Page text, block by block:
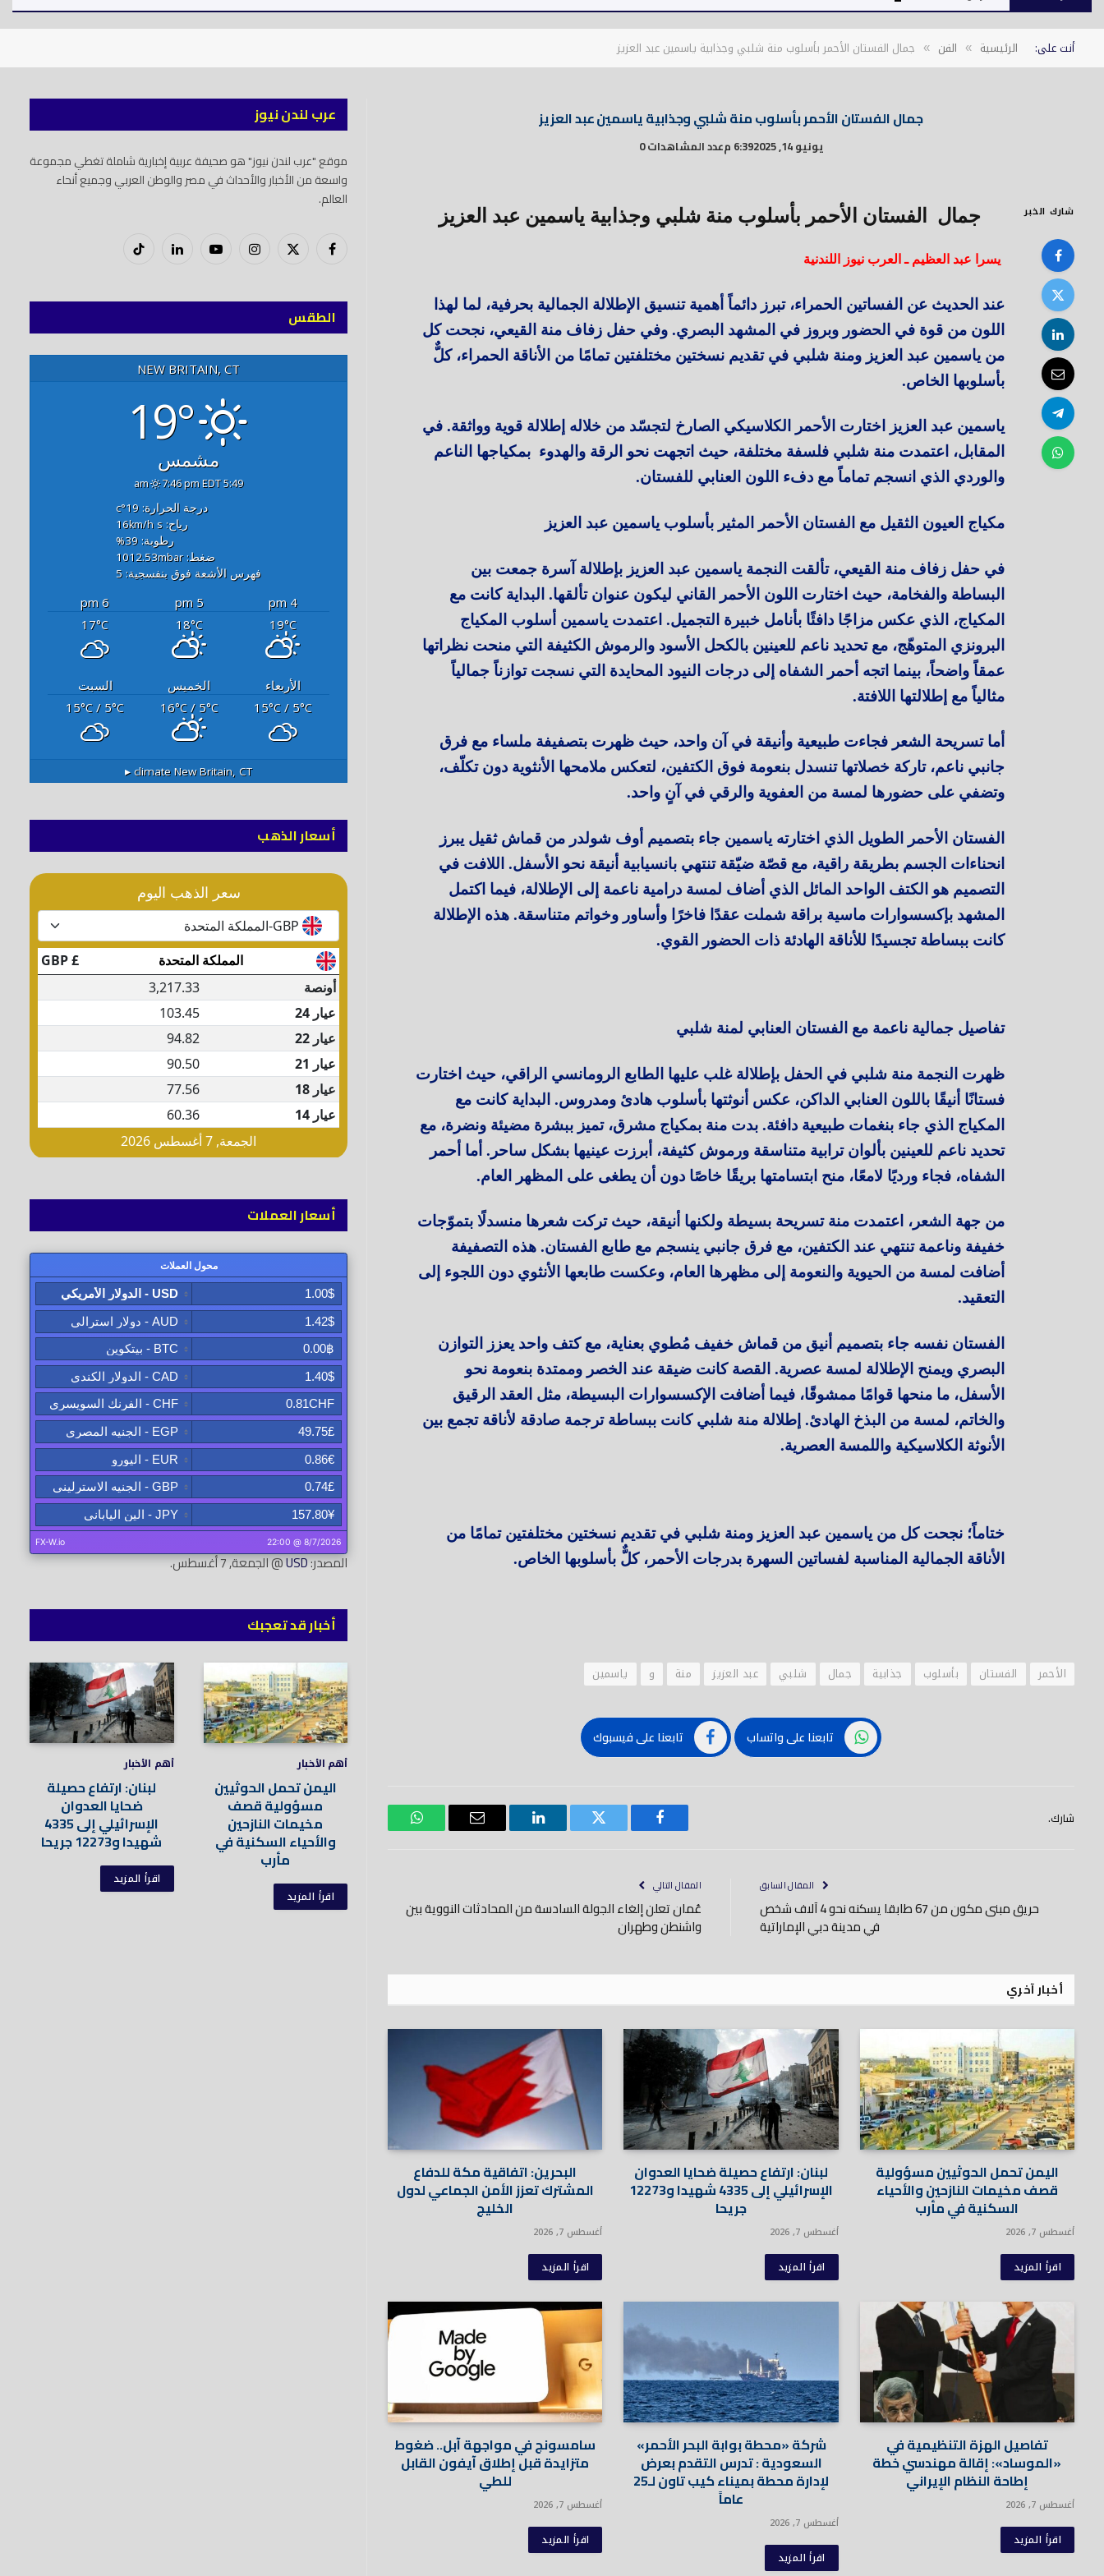
أنت على: الرئيسية » الفن » جمال الفستان الأحمر بأسلوب منة شلبي وجذابية ياسمين عبد العزيز
جمال الفستان الأحمر بأسلوب منة شلبي وجذابية ياسمين عبد العزيز
يونيو 14, 2025 6:39 م عدد المشاهدات 0
شارك الخبر جمال الفستان الأحمر بأسلوب منة شلبي وجذابية ياسمين عبد العزيز
يسرا عبد العظيم ـ العرب نيوز اللندنية
عند الحديث عن الفساتين الحمراء، تبرز دائماً أهمية تنسيق الإطلالة الجمالية بحرفية، لما لهذا
اللون من قوة في الحضور وبروز في المشهد البصري. وفي حفل زفاف منة القيعي، نجحت كل
من ياسمين عبد العزيز ومنة شلبي في تقديم نسختين مختلفتين تمامًا من الأناقة الحمراء، كلٌّ
بأسلوبها الخاص.
ياسمين عبد العزيز اختارت الأحمر الكلاسيكي الصارخ لتجسّد من خلاله إطلالة قوية وواثقة. في
المقابل، اعتمدت منة شلبي فلسفة مختلفة، حيث اتجهت نحو الرقة والهدوء بمكياجها الناعم
والوردي الذي انسجم تماماً مع دفء اللون العنابي للفستان.
مكياج العيون الثقيل مع الفستان الأحمر المثير بأسلوب ياسمين عبد العزيز
في حفل زفاف منة القيعي، تألقت النجمة ياسمين عبد العزيز بإطلالة آسرة جمعت بين
البساطة والفخامة، حيث اختارت اللون الأحمر القاني ليكون عنوان تألقها. البداية كانت مع
المكياج، الذي عكس مزاجًا دافئًا بأنامل خبيرة التجميل. اعتمدت ياسمين أسلوب المكياج
البرونزي المتوهّج، مع تحديد ناعم للعينين بالكحل الأسود والرموش الكثيفة التي منحت نظراتها
عمقاً واضحاً، بينما اتجه أحمر الشفاه إلى درجات النيود المحايدة التي نسجت توازناً جمالياً
مثالياً مع إطلالتها اللافتة.
أما تسريحة الشعر فجاءت طبيعية وأنيقة في آن واحد، حيث ظهرت بتصفيفة ملساء مع فرق
جانبي ناعم، تاركة خصلاتها تنسدل بنعومة فوق الكتفين، لتعكس ملامحها الأنثوية دون تكلّف،
وتضفي على حضورها لمسة من العفوية والرقي في آنٍ واحد.
الفستان الأحمر الطويل الذي اختارته ياسمين جاء بتصميم أوف شولدر من قماش ثقيل يبرز
انحناءات الجسم بطريقة راقية، مع قصّة ضيّقة تنتهي بانسيابية أنيقة نحو الأسفل. اللافت في
التصميم هو الكتف الواحد المائل الذي أضاف لمسة درامية ناعمة إلى الإطلالة، فيما اكتمل
المشهد بإكسسوارات ماسية براقة شملت عقدًا فاخرًا وأساور وخواتم متناسقة. هذه الإطلالة
كانت ببساطة تجسيدًا للأناقة الهادئة ذات الحضور القوي.
تفاصيل جمالية ناعمة مع الفستان العنابي لمنة شلبي
ظهرت النجمة منة شلبي في الحفل بإطلالة غلب عليها الطابع الرومانسي الراقي، حيث اختارت
فستانًا أنيقًا باللون العنابي الداكن، عكس أنوثتها بأسلوب هادئ ومدروس. البداية كانت مع
المكياج الذي جاء بنغمات طبيعية دافئة. بدت منة بمكياج مشرق، تميز ببشرة مضيئة ونضرة، مع
تحديد ناعم للعينين بألوان ترابية متناسقة ورموش كثيفة، أبرزت عينيها بشكل ساحر. أما أحمر
الشفاه، فجاء ورديًا لامعًا، منح ابتسامتها بريقًا خاصًا دون أن يطغى على المظهر العام.
من جهة الشعر، اعتمدت منة تسريحة بسيطة ولكنها أنيقة، حيث تركت شعرها منسدلًا بتموّجات
خفيفة وناعمة تنتهي عند الكتفين، مع فرق جانبي ينسجم مع طابع الفستان. هذه التصفيفة
أضافت لمسة من الحيوية والنعومة إلى مظهرها العام، وعكست طابعها الأنثوي دون اللجوء إلى
التعقيد.
الفستان نفسه جاء بتصميم أنيق من قماش خفيف مُطوي بعناية، مع كتف واحد يعزز التوازن
البصري ويمنح الإطلالة لمسة عصرية. القصة كانت ضيقة عند الخصر وممتدة بنعومة نحو
الأسفل، ما منحها قوامًا ممشوقًا، فيما أضافت الإكسسوارات البسيطة، مثل العقد الرقيق
والخاتم، لمسة من البذخ الهادئ. إطلالة منة شلبي كانت ببساطة ترجمة صادقة لأناقة تجمع بين
الأنوثة الكلاسيكية واللمسة العصرية.
ختاماً؛ نجحت كل من ياسمين عبد العزيز ومنة شلبي في تقديم نسختين مختلفتين تمامًا من
الأناقة الجمالية المناسبة لفساتين السهرة بدرجات الأحمر، كلٌّ بأسلوبها الخاص.
الأحمر الفستان بأسلوب جذابية جمال شلبي عبد العزيز منة و ياسمين
تابعنا على واتساب تابعنا على فيسبوك
شارك.
فيسبوك تويتر لينكدود
بريد
واتساب
المقال السابق
حريق مبنى مكون من 67 طابقا يسكنه نحو 4 آلاف شخص
في مدينة دبي الإماراتية
المقال التالي
عُمان تعلن إلغاء الجولة السادسة من المحادثات النووية بين
واشنطن وطهران
أخبار آخري
اليمن تحمل الحوثيين مسؤولية
قصف مخيمات النازحين والأحياء
السكنية في مأرب
أغسطس 7, 2026
اقرأ المزيد
لبنان: ارتفاع حصيلة ضحايا العدوان
الإسرائيلي إلى 4335 شهيدا و12273
جريحا
أغسطس 7, 2026
اقرأ المزيد
البحرين: اتفاقية مكة للدفاع
المشترك تعزز الأمن الجماعي لدول
الخليج
أغسطس 7, 2026
اقرأ المزيد
تفاصيل الهزة التنظيمية في
«الموساد»: إقالة مهندسي خطة
إطاحة النظام الإيراني
أغسطس 7, 2026
اقرأ المزيد
شركة «محطة بوابة البحر الأحمر»
السعودية : تدرس التقدم بعرض
لإدارة محطة بميناء كيب تاون لـ25
عاماً
أغسطس 7, 2026
اقرأ المزيد
سامسونج في مواجهة آبل.. ضغوط
متزايدة قبل إطلاق آيفون القابل
للطي
أغسطس 7, 2026
اقرأ المزيد
عرب لندن نيوز
موقع "عرب لندن نيوز" هو صحيفة عربية إخبارية شاملة تغطي مجموعة
واسعة من الأخبار والأحداث في مصر والوطن العربي وجميع أنحاء
العالم.
فيسبوك
X
إنستغرام يوتيوب لينكدود
تيك
الطقس
NEW BRITAIN, CT
19°
مشمس
5:49 am
7:46 pm EDT
درجة الحرارة: 19
°c
رياح: 16 km/h s
رطوبة: 39
%
ضغط: 1012.53mbar
فهرس الأشعة فوق بنفسجية: 5
4 pm
5 pm
6 pm
19°C
18°C
17°C
الأربعاء الخميس
السبت
15°C/ 5°C
16°C/ 5°C
15°C / 5°C
New Britain, CT
أسعار الذهب
أسعار العملات
المصدر:USD@ الجمعة, 7 أغسطس.
أخبار قد تعجبك
أهم الأخبار
اليمن تحمل الحوثيين
مسؤولية قصف
مخيمات النازحين
والأحياء السكنية في
مأرب
اقرأ المزيد
أهم الأخبار
لبنان: ارتفاع حصيلة
ضحايا العدوان
الإسرائيلي إلى 4335
شهيدا و12273 جريحا
اقرأ المزيد